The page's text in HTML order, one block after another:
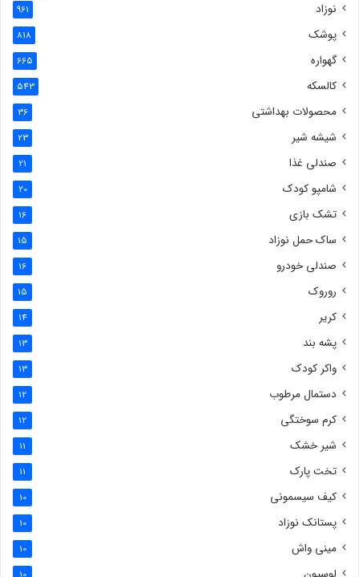
نوزاد 961
پوشک 818
گهواره 665
کالسکه 543
محصولات بهداشتی 36
شیشه شیر 23
صندلی غذا 21
شامپو کودک 20
تشک بازی 16
ساک حمل نوزاد 15
صندلی خودرو 16
روروک 15
کریر 14
پشه بند 13
واکر کودک 13
دستمال مرطوب 12
کرم سوختگی 12
شیر خشک 11
تخت پارک 11
کیف سیسمونی 10
پستانک نوزاد 10
مینی واش 10